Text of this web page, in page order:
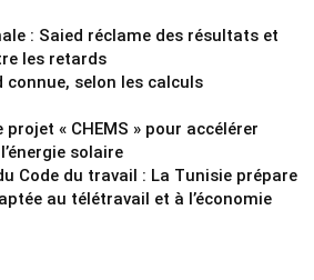
: Saied réclame des résultats et
les retards
connue, selon les calculs
« CHEMS » pour accélérer
solaire
Code du travail : La Tunisie prépare
au télétravail et à l’économie